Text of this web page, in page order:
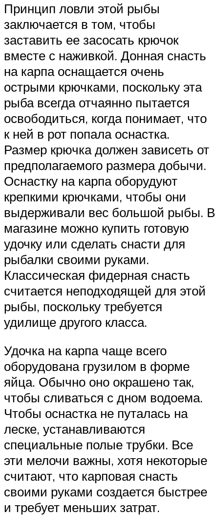
Принцип ловли этой рыбы
заключается в том, чтобы
заставить ее засосать крючок
вместе с наживкой. Донная снасть
на карпа оснащается очень
острыми крючками, поскольку эта
рыба всегда отчаянно пытается
освободиться, когда понимает, что
к ней в рот попала оснастка.
Размер крючка должен зависеть от
предполагаемого размера добычи.
Оснастку на карпа оборудуют
крепкими крючками, чтобы они
выдерживали вес большой рыбы. В
магазине можно купить готовую
удочку или сделать снасти для
рыбалки своими руками.
Классическая фидерная снасть
считается неподходящей для этой
рыбы, поскольку требуется
удилище другого класса.
Удочка на карпа чаще всего
оборудована грузилом в форме
яйца. Обычно оно окрашено так,
чтобы сливаться с дном водоема.
Чтобы оснастка не путалась на
леске, устанавливаются
специальные полые трубки. Все
эти мелочи важны, хотя некоторые
считают, что карповая снасть
своими руками создается быстрее
и требует меньших затрат.